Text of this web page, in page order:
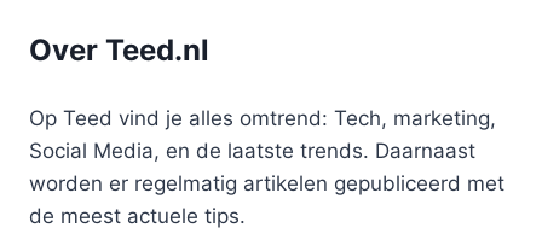
Over Teed.nl
Op Teed vind je alles omtrend: Tech, marketing,
Social Media, en de laatste trends. Daarnaast
worden er regelmatig artikelen gepubliceerd met
de meest actuele tips.